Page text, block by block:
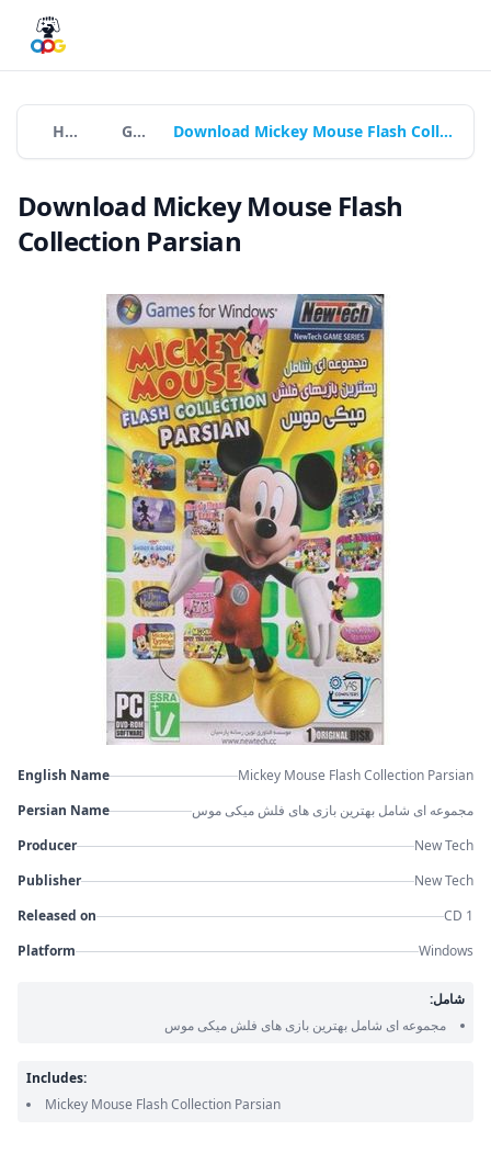
Home Games Download Mickey Mouse Flash Collection Parsian
Download Mickey Mouse Flash
Collection Parsian
English Name
Mickey Mouse Flash Collection Parsian
Persian Name
مجموعه ای شامل بهترین بازی های فلش میکی موس
Producer
New Tech
Publisher
New Tech
Released on
CD 1
Platform
Windows
شامل:
مجموعه ای شامل بهترین بازی های فلش میکی موس
Includes:
Mickey Mouse Flash Collection Parsian